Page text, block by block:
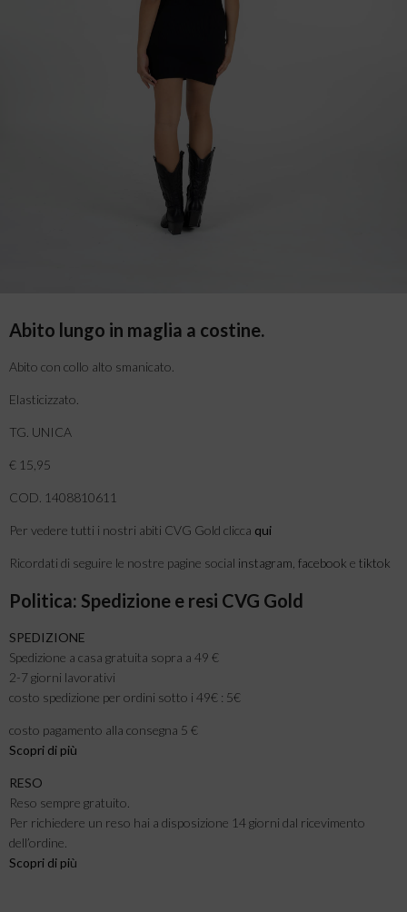
Abito lungo in maglia a costine.
Abito con collo alto smanicato.
Elasticizzato.
TG. UNICA
€ 15,95
COD. 1408810611
Per vedere tutti i nostri abiti CVG Gold clicca qui
Ricordati di seguire le nostre pagine social instagram facebook e tiktok
Politica: Spedizione e resi CVG Gold
SPEDIZIONE
Spedizione a casa gratuita sopra a 49 €
2-7 giorni lavorativi
costo spedizione per ordini sotto i 49€ : 5€
costo pagamento alla consegna 5 €
Scopri di più
RESO
Reso sempre gratuito.
Per richiedere un reso hai a disposizione 14 giorni dal ricevimento
dell’ordine.
Scopri di più